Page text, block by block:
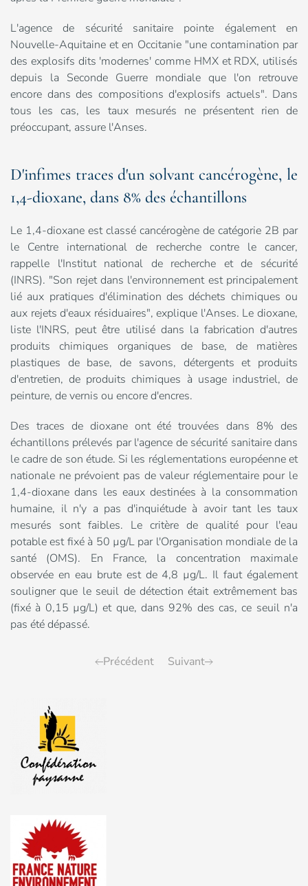
L'agence de sécurité sanitaire pointe également en
Nouvelle-Aquitaine et en Occitanie "une contamination par
des explosifs dits 'modernes' comme HMX et RDX, utilisés
depuis la Seconde Guerre mondiale que l'on retrouve
encore dans des compositions d'explosifs actuels". Dans
tous les cas, les taux mesurés ne présentent rien de
préoccupant, assure l'Anses.
D'infimes traces d'un solvant cancérogène, le
1,4-dioxane, dans 8% des échantillons
Le 1,4-dioxane est classé cancérogène de catégorie 2B par
le Centre international de recherche contre le cancer,
rappelle l'Institut national de recherche et de sécurité
(INRS). "Son rejet dans l'environnement est principalement
lié aux pratiques d'élimination des déchets chimiques ou
aux rejets d'eaux résiduaires", explique l'Anses. Le dioxane,
liste l'INRS, peut être utilisé dans la fabrication d'autres
produits chimiques organiques de base, de matières
plastiques de base, de savons, détergents et produits
d'entretien, de produits chimiques à usage industriel, de
peinture, de vernis ou encore d'encres.
Des traces de dioxane ont été trouvées dans 8% des
échantillons prélevés par l'agence de sécurité sanitaire dans
le cadre de son étude. Si les réglementations européenne et
nationale ne prévoient pas de valeur réglementaire pour le
1,4-dioxane dans les eaux destinées à la consommation
humaine, il n'y a pas d'inquiétude à avoir tant les taux
mesurés sont faibles. Le critère de qualité pour l'eau
potable est fixé à 50 µg/L par l'Organisation mondiale de la
santé (OMS). En France, la concentration maximale
observée en eau brute est de 4,8 µg/L. Il faut également
souligner que le seuil de détection était extrêmement bas
(fixé à 0,15 µg/L) et que, dans 92% des cas, ce seuil n'a
pas été dépassé.
Précédent Suivant